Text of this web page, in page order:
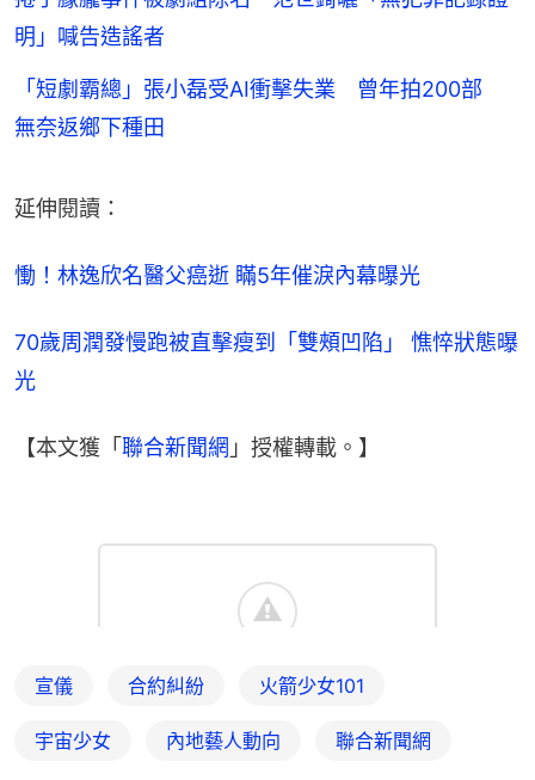
明」喊告造謠者
「短劇霸總」張小磊受AI衝擊失業 曾年拍200部
無奈返鄉下種田
延伸閱讀：
慟！林逸欣名醫父癌逝 瞞5年催淚內幕曝光
70歲周潤發慢跑被直擊瘦到「雙頰凹陷」 憔悴狀態曝
光
【本文獲「聯合新聞網 」授權轉載。】
宣儀 合約糾紛 火箭少女101
宇宙少女 內地藝人動向 聯合新聞網